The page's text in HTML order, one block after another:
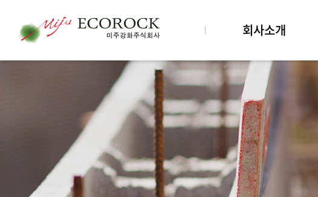
회사소개
기업정보
- CEO인사말
- 기업개요
주요연혁
경영이념
수상현황